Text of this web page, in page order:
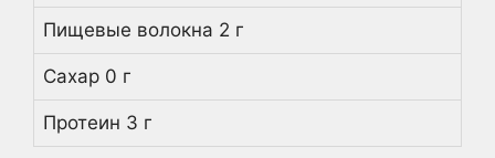
Пищевые волокна 2 г
Сахар 0 г
Протеин 3 г